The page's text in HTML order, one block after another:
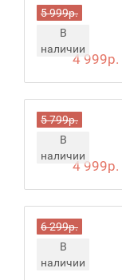
5 999р.
В
наличии
4 999р.
5 799р.
В
наличии
4 999р.
6 299р.
В
наличии